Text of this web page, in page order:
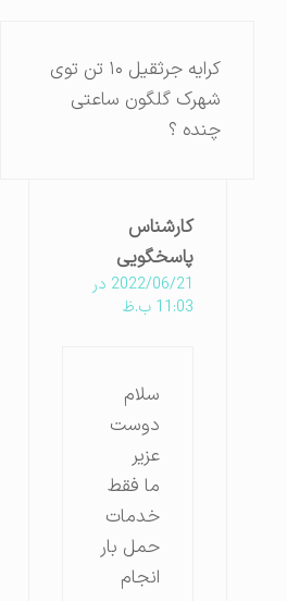
کرایه جرثقیل ۱۰ تن توی
شهرک گلگون ساعتی
چنده ؟
کارشناس
پاسخگویی
2022/06/21 در
11:03 ب.ظ
سلام
دوست
ما فقط
خدمات
حمل بار
انجام